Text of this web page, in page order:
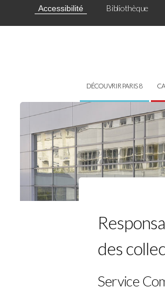
Accessibilité Bibliothèque
DÉCOUVRIR PARIS 8
des
Service
Panneau de gestion des cookies